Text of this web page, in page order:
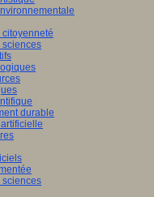
citoyenneté
sciences
durable
sciences